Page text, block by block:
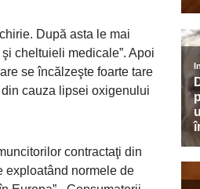
După asta le mai
cheltuieli medicale”. Apoi
se încălzeşte foarte tare
cauza lipsei oxigenului
contractaţi din
exploatând normele de